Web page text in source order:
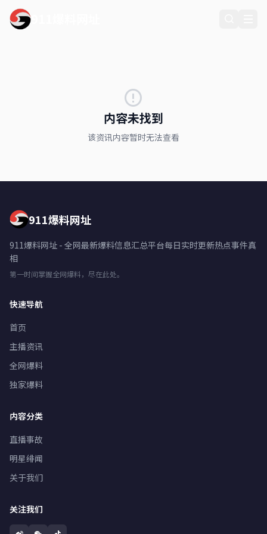
内容未找到
该资讯内容暂时无法查看
911爆料网址
911爆料网址 - 全网最新爆料信息汇总平台每日实时更新热点事件真
相
第一时间掌握全网爆料，尽在此处。
快速导航
首页
主播资讯
全网爆料
独家爆料
内容分类
直播事故
明星绯闻
关于我们
关注我们